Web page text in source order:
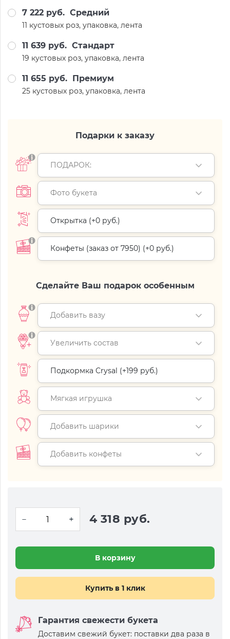
7 222 руб. Средний
11 кустовых роз, упаковка, лента
11 639 руб. Стандарт
19 кустовых роз, упаковка, лента
11 655 руб. Премиум
25 кустовых роз, упаковка, лента
Подарки к заказу
ПОДАРОК:
Фото букета
Открытка (+0 руб.)
Конфеты (заказ от 7950) (+0 руб.)
Сделайте Ваш подарок особенным
Добавить вазу
Увеличить состав
Подкормка Crysal (+199 руб.)
Мягкая игрушка
Добавить шарики
Добавить конфеты
4 318 руб.
В корзину
Купить в 1 клик
Гарантия свежести букета
Доставим свежий букет: поставки два раза в